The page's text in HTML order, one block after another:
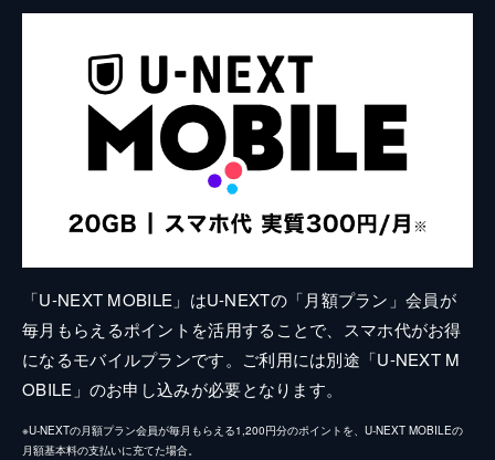
「U-NEXT MOBILE」はU-NEXTの「月額プラン」会員が
毎月もらえるポイントを活用することで、スマホ代がお得
になるモバイルプランです。ご利用には別途「U-NEXT M
OBILE」のお申し込みが必要となります。
※U-NEXTの月額プラン会員が毎月もらえる1,200円分のポイントを、U-NEXT MOBILEの
月額基本料の支払いに充てた場合。